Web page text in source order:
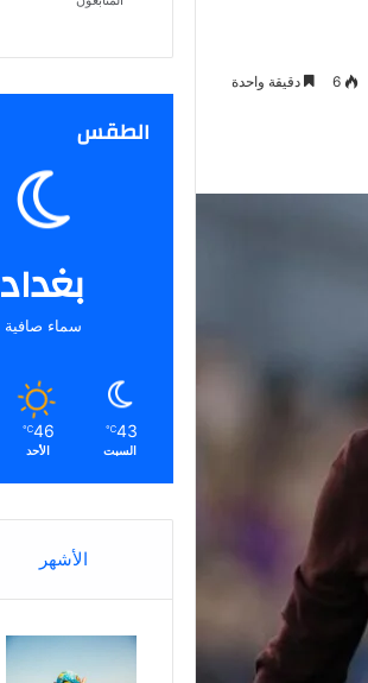
6 دقيقة واحدة
الطقس
بغداد
سماء صافية
43
℃
السبت
46
℃
الأحد
الأشهر